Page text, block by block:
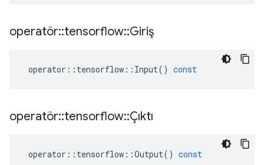
operatör::tensorflow::Giriş
operator :: tensorflow :: Input() const
operatör::tensorflow::Çıktı
operator :: tensorflow ::Output() const